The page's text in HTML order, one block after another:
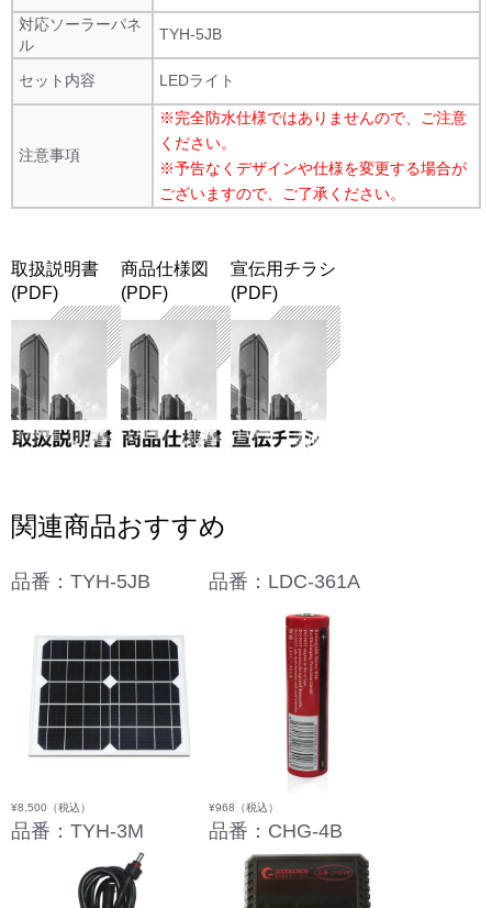
対応ソーラーパネ
ル
TYH-5JB
セット内容 LEDライト
注意事項
※完全防水仕様ではありませんので、ご注意
ください。
※予告なくデザインや仕様を変更する場合が
ございますので、ご了承ください。
取扱説明書
(PDF)
商品仕様図
(PDF)
宣伝用チラシ
(PDF)
関連商品おすすめ
品番：TYH-5JB 品番：LDC-361A
¥8,500 （税込） ¥968 （税込）
品番：TYH-3M 品番：CHG-4B